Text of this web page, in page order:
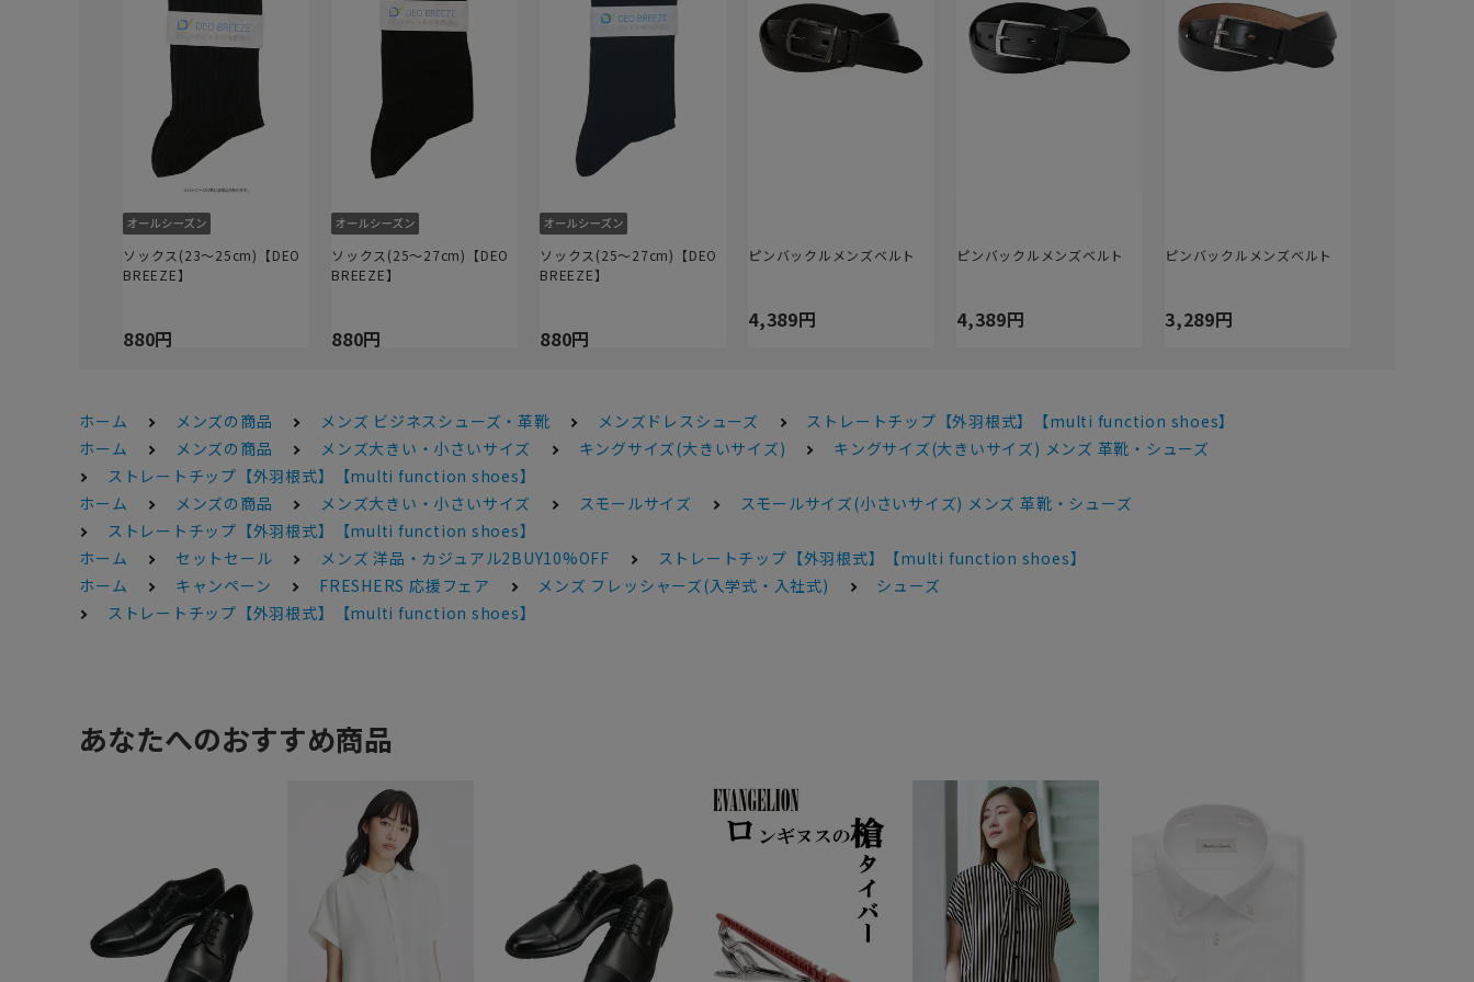
ソックス(23～25cm)【DEO
BREEZE】
880円
ソックス(25～27cm)【DEO
BREEZE】
880円
ソックス(25～27cm)【DEO
BREEZE】
880円
ピンバックルメンズベルト
4,389円
ピンバックルメンズベルト
4,389円
ピンバックルメンズベルト
3,289円
ホーム メンズの商品 メンズ ビジネスシューズ・革靴 メンズドレスシューズ
ストレートチップ【外羽根式】【multi function shoes】
ホーム
メンズの商品 メンズ大きい・小さいサイズ キングサイズ(大きいサイズ)
キングサイズ(大きいサイズ) メンズ 革靴・シューズ
ストレートチップ【外羽根式】【multi function shoes】
ホーム
メンズの商品 メンズ大きい・小さいサイズ スモールサイズ
スモールサイズ(小さいサイズ) メンズ 革靴・シューズ
ストレートチップ【外羽根式】【multi function shoes】
ホーム
セットセール メンズ 洋品・カジュアル2BUY10%OFF
ストレートチップ【外羽根式】【multi function shoes】
ホーム
キャンペーン FRESHERS 応援フェア メンズ フレッシャーズ(入学式・入社式)
シューズ
ストレートチップ【外羽根式】【multi function shoes】